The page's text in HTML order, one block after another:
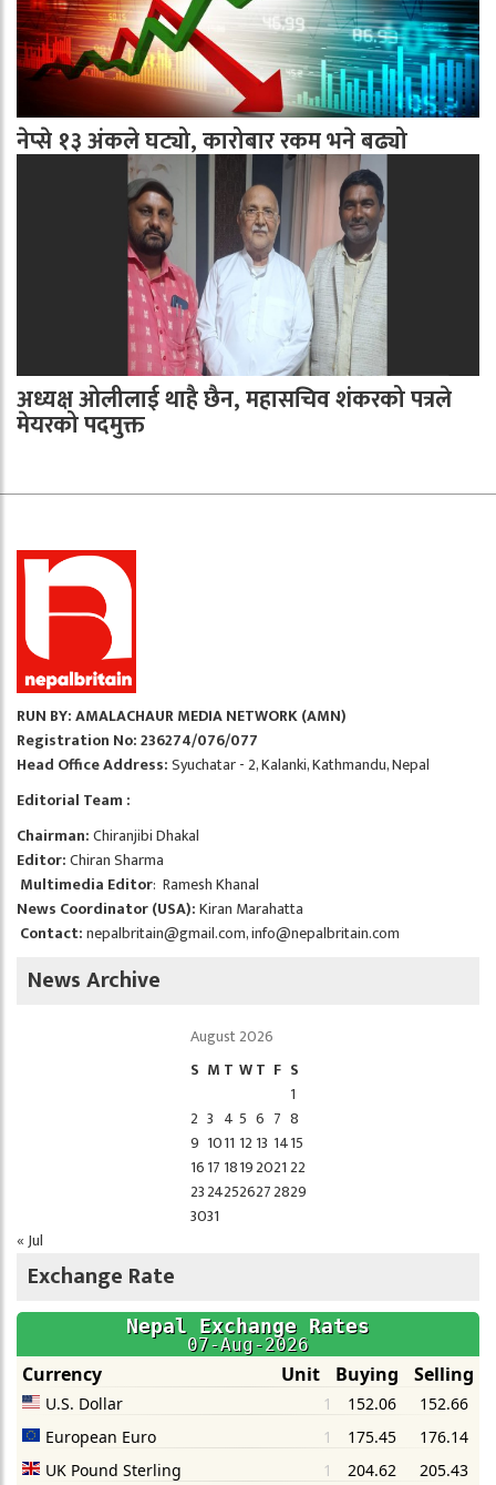
नेप्से १३ अंकले घट्यो, कारोबार रकम भने बढ्यो
अध्यक्ष ओलीलाई थाहै छैन, महासचिव शंकरको पत्रले
मेयरको पदमुक्त
RUN BY: AMALACHAUR MEDIA NETWORK (AMN)
Registration No: 236274/076/077
Head Office Address:Syuchatar - 2, Kalanki, Kathmandu, Nepal
Editorial Team :
Chairman:Chiranjibi Dhakal
Editor:Chiran Sharma
Multimedia Editor: Ramesh Khanal
News Coordinator (USA):Kiran Marahatta
Contact:nepalbritain@gmail.com,info@nepalbritain.com
News Archive
August 2026
S M T WT F S
1
2 3 4 5 6 7 8
9 1011 12 13 1415
1617 1819202122
23242526272829
3031
« Jul
Exchange Rate